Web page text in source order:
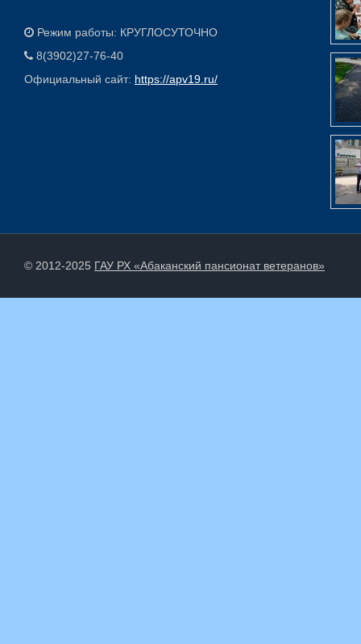
Режим работы: КРУГЛОСУТОЧНО
8(3902)27-76-40
Официальный сайт: https://apv19.ru/
© 2012-2025 ГАУ РХ «Абаканский пансионат ветеранов»